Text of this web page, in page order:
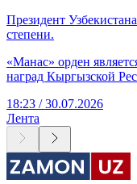
Президент
степени.
«Манас» орден
наград Кыргызской
18:23 / 30.07.2026
Лента